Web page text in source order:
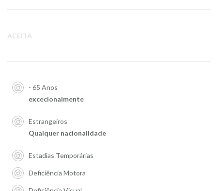
ACEITA
- 65 Anos
excecionalmente
Estrangeiros
Qualquer nacionalidade
Estadias Temporárias
Deficiência Motora